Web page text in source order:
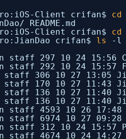
Client crifan$ cd
README.md
Client crifan$ cd
crifan$ ls
-l
297 10 24 15:56
staff 292 10 24 15:57
306 10 27 13:05
170 10 27 11:43
136 10 27 11:40
136 10 27 11:40
4593 10 26 17:48
6974 10 27 09:28
312 10 24 15:57
staff 4674 10 24